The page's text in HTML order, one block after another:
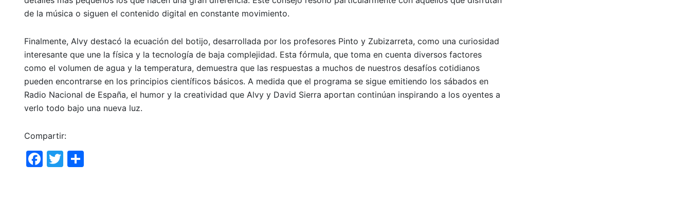
de la música o siguen el contenido digital en constante movimiento.
Finalmente, Alvy destacó la ecuación del botijo, desarrollada por los profesores Pinto y Zubizarreta, como una curiosidad
interesante que une la física y la tecnología de baja complejidad. Esta fórmula, que toma en cuenta diversos factores
como el volumen de agua y la temperatura, demuestra que las respuestas a muchos de nuestros desafíos cotidianos
pueden encontrarse en los principios científicos básicos. A medida que el programa se sigue emitiendo los sábados en
Radio Nacional de España, el humor y la creatividad que Alvy y David Sierra aportan continúan inspirando a los oyentes a
verlo todo bajo una nueva luz.
Compartir:
F
T